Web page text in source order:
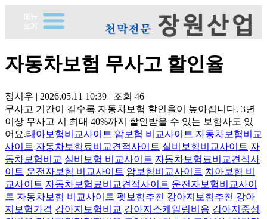
자동차보험 무사고 할인율
정시우 | 2026.05.11 10:39 | 조회 46
무사고 기간이 길수록 자동차보험 할인율이 높아집니다. 3년
이상 무사고 시 최대 40%까지 할인받을 수 있는 보험사도 있
어요.태아보험비교사이트 암보험 비교사이트 자동차보험비교
사이트 자동차보험료비교견적사이트 실비보험비교사이트 자
동차보험비교 실비보험 비교사이트 자동차보험료비교견적사
이트 운전자보험 비교사이트 암보험비교사이트 치아보험 비
교사이트 자동차보험료비교견적사이트 운전자보험비교사이
트 자동차보험 비교사이트 펫보험추천 강아지보험추천 강아
지보험가격 강아지보험비교 강아지스케일링비용 강아지중성